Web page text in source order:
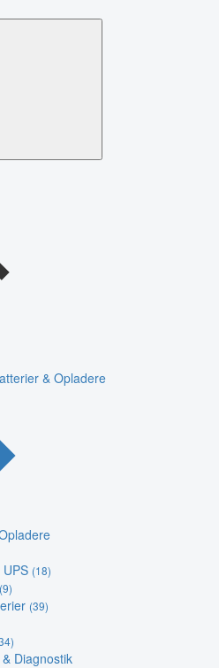
& Opladere
(18)
(9)
(39)
Diagnostik